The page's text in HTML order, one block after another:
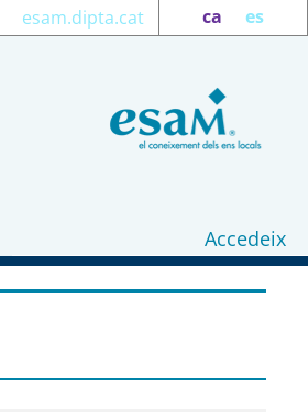
ca es
esam.dipta.cat
Accedeix
les bases generals i